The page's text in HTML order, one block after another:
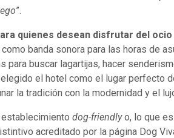
”.
quienes desean disfrutar del
banda sonora para las horas de
para buscar lagartijas, hacer
el hotel como el lugar perfecto
la tradición con la modernidad y el
dog-friendlyo, lo que
acreditado por la página Dog